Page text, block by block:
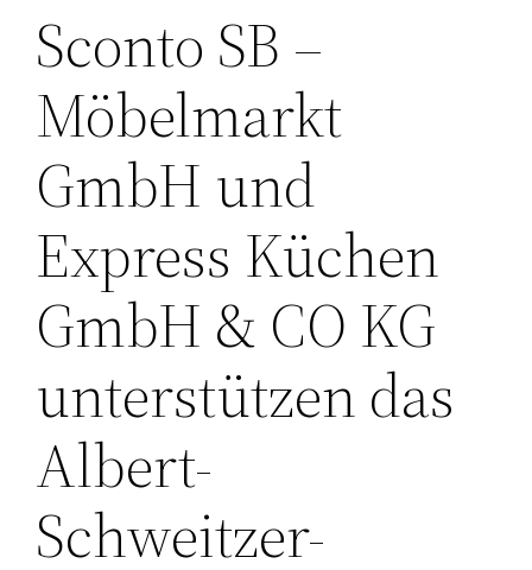
Sconto SB –
Möbelmarkt
GmbH und
Express Küchen
GmbH & CO KG
unterstützen das
Albert-
Schweitzer-